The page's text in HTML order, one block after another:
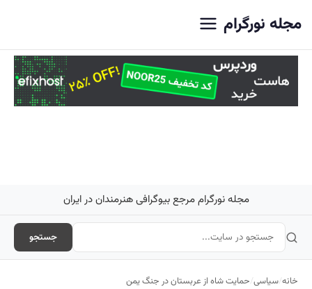
مجله نورگرام
مجله نورگرام مرجع بیوگرافی هنرمندان در ایران
جستجو
خانه/سیاسی/حمایت شاه از عربستان در جنگ یمن